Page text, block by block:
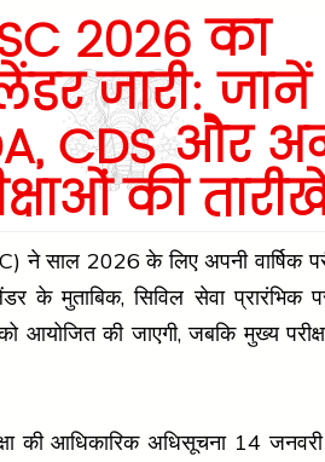
2026 का
जारी: जानें
CDS और
की
ने साल 2026 के लिए अपनी वार्षिक
के मुताबिक, सिविल सेवा प्रारंभिक
की जाएगी, जबकि मुख्य
की आधिकारिक अधिसूचना 14